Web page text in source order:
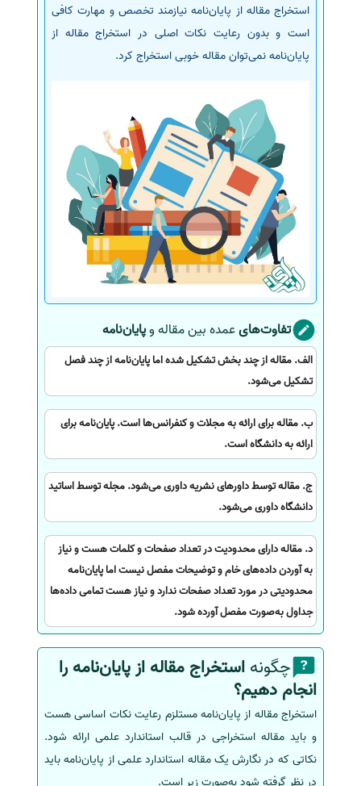
استخراج مقاله از پایان‌نامه نیازمند تخصص و مهارت کافی
است و بدون رعایت نکات اصلی در استخراج مقاله از
پایان‌نامه نمی‌توان مقاله خوبی استخراج کرد.
تفاوت‌هایعمده بین مقاله وپایان‌نامه
الف. مقاله از چند بخش تشکیل شده اما پایان‌نامه از چند فصل
تشکیل می‌شود.
ب. مقاله برای ارائه به مجلات و کنفرانس‌ها است. پایان‌نامه برای
ارائه به دانشگاه است.
ج. مقاله توسط داورهای نشریه داوری می‌شود. مجله توسط اساتید
دانشگاه داوری می‌شود.
د. مقاله دارای محدودیت در تعداد صفحات و کلمات هست و نیاز
به آوردن داده‌های خام و توضیحات مفصل نیست اما پایان‌نامه
محدودیتی در مورد تعداد صفحات ندارد و نیاز هست تمامی داده‌ها
جداول به‌صورت مفصل آورده شود.
چگونه استخراج مقاله از پایان‌نامه را
انجام دهیم؟
استخراج مقاله از پایان‌نامه مستلزم رعایت نکات اساسی هست
و باید مقاله استخراجی در قالب استاندارد علمی ارائه شود.
نکاتی که در نگارش یک مقاله استاندارد علمی از پایان‌نامه باید